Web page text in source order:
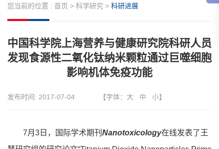
您当前的位置 : 首页 > 科学研究 > 科研进展
中国科学院上海营养与健康研究院科研人员
发现食源性二氧化钛纳米颗粒通过巨噬细胞
影响机体免疫功能
发布时间: 2017-07-04 【字体： 大 中 小】
7月3日，国际学术期刊 Nanotoxicology在线发表了王